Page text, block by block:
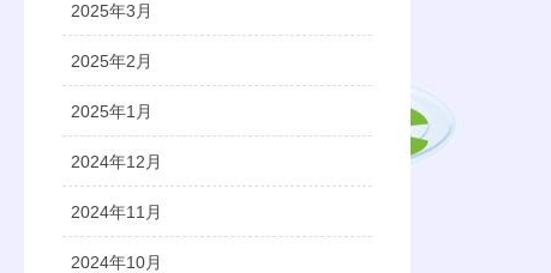
2025年3月
2025年2月
2025年1月
2024年12月
2024年11月
2024年10月